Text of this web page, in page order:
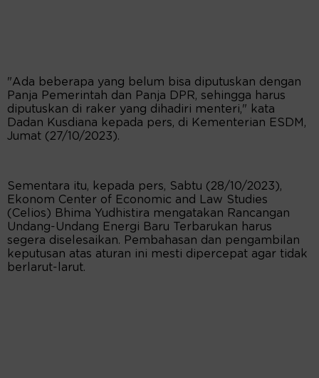
"Ada beberapa yang belum bisa diputuskan dengan
Panja Pemerintah dan Panja DPR, sehingga harus
diputuskan di raker yang dihadiri menteri," kata
Dadan Kusdiana kepada pers, di Kementerian ESDM,
Jumat (27/10/2023).
Sementara itu, kepada pers, Sabtu (28/10/2023),
Ekonom Center of Economic and Law Studies
(Celios) Bhima Yudhistira mengatakan Rancangan
Undang-Undang Energi Baru Terbarukan harus
segera diselesaikan. Pembahasan dan pengambilan
keputusan atas aturan ini mesti dipercepat agar tidak
berlarut-larut.